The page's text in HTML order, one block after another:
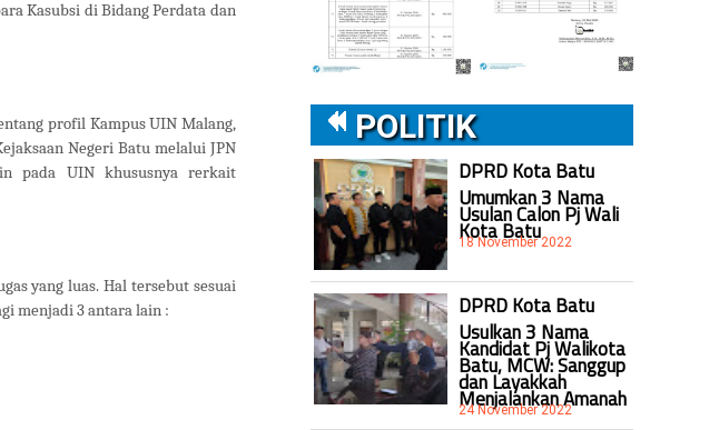
Kasubsi di Bidang Perdata dan
profil Kampus UIN Malang,
Negeri Batu melalui JPN
pada UIN khususnya rerkait
yang luas. Hal tersebut sesuai
menjadi 3 antara lain :
POLITIK
DPRD Kota Batu
Umumkan 3 Nama
Usulan Calon Pj Wali
Kota Batu
18 November 2022
DPRD Kota Batu
Usulkan 3 Nama
Kandidat Pj Walikota
Batu, MCW: Sanggup
dan Layakkah
Menjalankan Amanah
24 November 2022